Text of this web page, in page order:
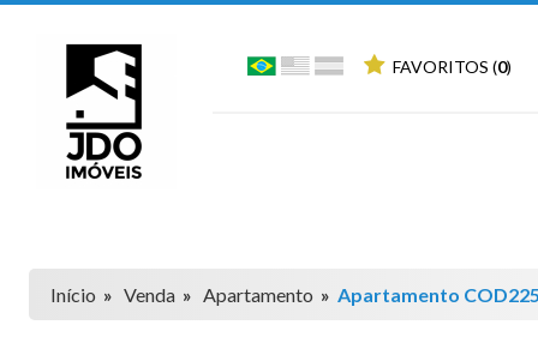
FAVORITOS (0)
Início » Venda » Apartamento » Apartamento COD225